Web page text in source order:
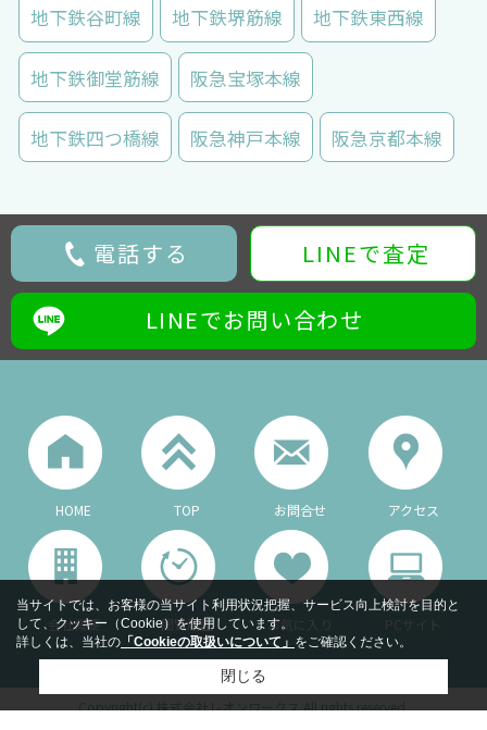
地下鉄谷町線 地下鉄堺筋線 地下鉄東西線
地下鉄御堂筋線 阪急宝塚本線
地下鉄四つ橋線 阪急神戸本線 阪急京都本線
電話する LINEで査定
LINEでお問い合わせ
HOME TOP お問合せ アクセス
会社概要 閲覧履歴 お気に入り PCサイト
Copyright(c) 株式会社レオンワークス All rights reserved.
当サイトでは、お客様の当サイト利用状況把握、サービス向上検討を目的と
して、クッキー（Cookie）を使用しています。
詳しくは、当社の 「Cookieの取扱いについて」 をご確認ください。
閉じる